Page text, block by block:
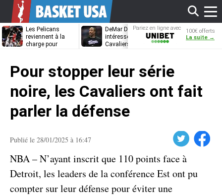
Les Pelicans
reviennent à la
charge pour
DeMar DeRozan
intéresse aussi les
Cavaliers et les
La piste
James
Pariez en ligne avec
Unibet
100€ offerts
La suite →
Pour stopper leur série
noire, les Cavaliers ont fait
parler la défense
Publié le 28/01/2025 à 16:47 Facebook
NBA – N’ayant inscrit que 110 points face à
Detroit, les leaders de la conférence Est ont pu
compter sur leur défense pour éviter une